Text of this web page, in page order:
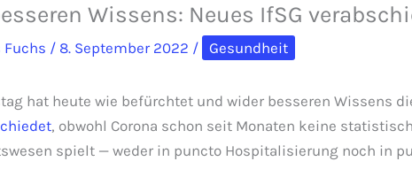
Wissens: Neues IfSG
Fuchs / 8. September 2022 / Gesundheit
hat heute wie befürchtet und wider besseren Wissens
, obwohl Corona schon seit Monaten keine
spielt — weder in puncto Hospitalisierung noch in